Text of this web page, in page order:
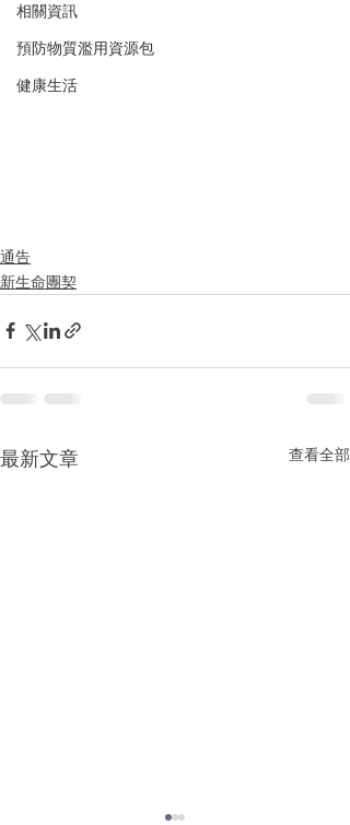
相關資訊
預防物質濫用資源包
健康生活
通告
新生命團契
最新文章 查看全部